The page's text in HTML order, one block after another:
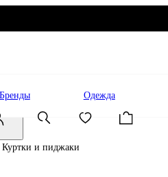
Бренды Одежда
Куртки и пиджаки